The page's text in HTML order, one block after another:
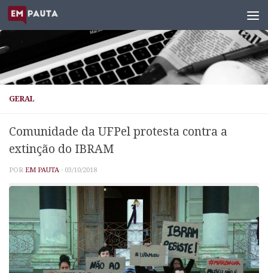
Skip to content
GERAL
Comunidade da UFPel protesta contra a
extinção do IBRAM
POR EM PAUTA · 03/10/2018